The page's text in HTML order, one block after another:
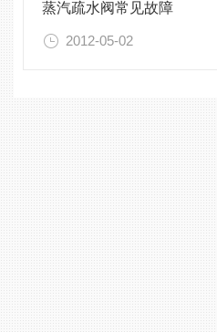
蒸汽疏水阀常见故障
2012-05-02